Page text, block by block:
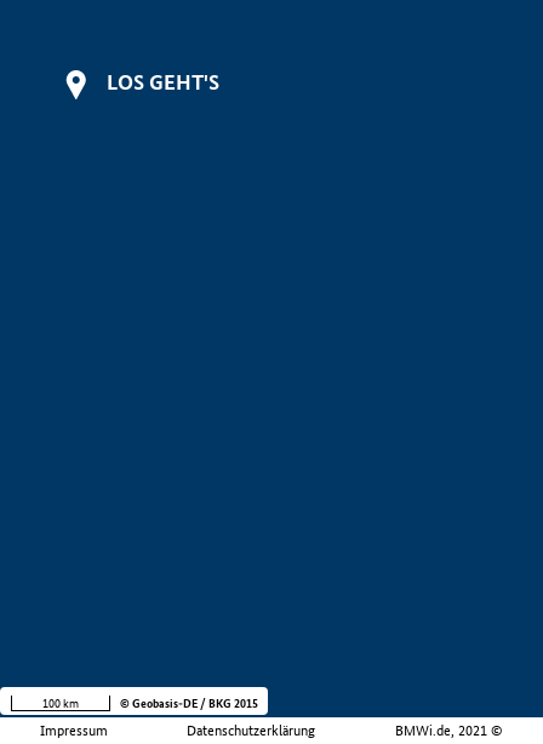
LOS GEHT'S
Impressum Datenschutzerklärung BMWi.de, 2021 ©
100 km © Geobasis-DE / BKG 2015